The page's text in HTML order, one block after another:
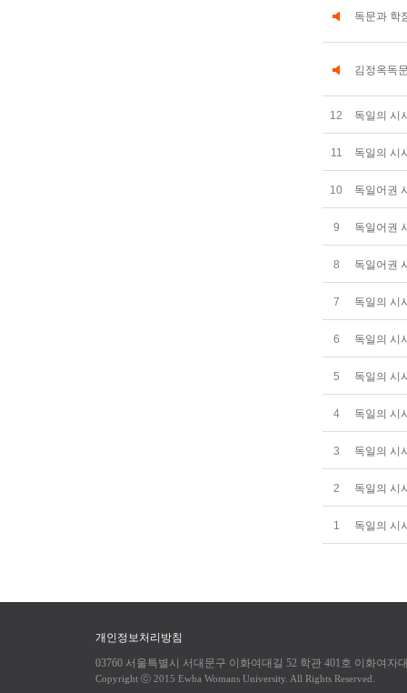
독문과 학
김정옥독
12 독일의 시
11 독일의 시
10 독일어권
9 독일어권
8 독일어권
7 독일의 시
6 독일의 시
5 독일의 시
4 독일의 시
3 독일의 시
2 독일의 시
1 독일의 시
개인정보처리방침
03760 서울특별시 서대문구 이화여대길 52 학관 401호 이화여자
Copyright ⓒ 2015 Ewha Womans University. All Rights Reserved.